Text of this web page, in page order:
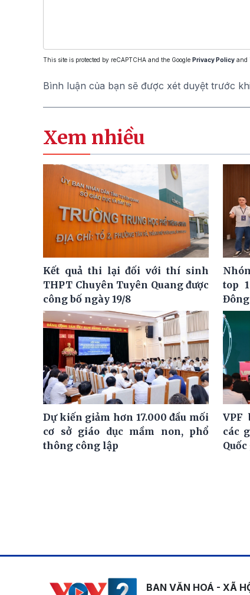
This site is protected by reCAPTCHA and the Google Privacy Policy and
Bình luận của bạn sẽ được xét duyệt trước
Xem nhiều
Kết quả thi lại đối với thí sinh
THPT Chuyên Tuyên Quang được
công bố ngày 19/8
top
Dự kiến giảm hơn 17.000 đầu mối
cơ sở giáo dục mầm non, phổ
thông công lập
VPF
các
BAN VĂN HOÁ - XÃ